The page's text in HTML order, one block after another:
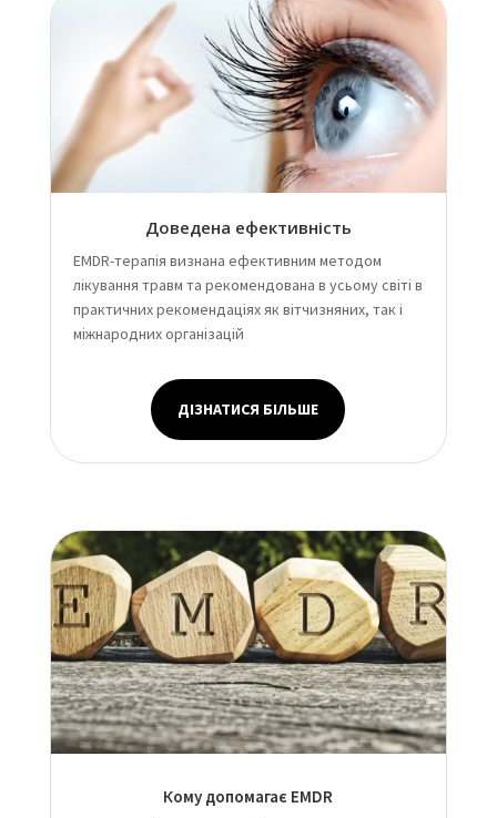
Доведена ефективність
EMDR-терапія визнана ефективним методом
лікування травм та рекомендована в усьому світі в
практичних рекомендаціях як вітчизняних, так і
міжнародних організацій
ДІЗНАТИСЯ БІЛЬШЕ
Кому допомагає EMDR